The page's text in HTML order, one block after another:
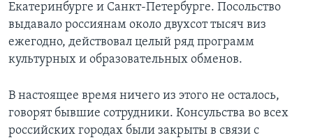
Екатеринбурге и Санкт-Петербурге. Посольство
выдавало россиянам около двухсот тысяч виз
ежегодно, действовал целый ряд программ
культурных и образовательных обменов.
В настоящее время ничего из этого не осталось,
говорят бывшие сотрудники. Консульства во всех
российских городах были закрыты в связи с